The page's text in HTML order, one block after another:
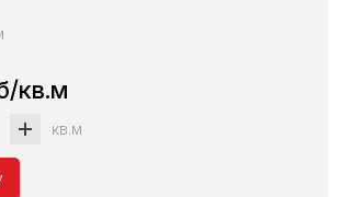
кв.м
кв.м